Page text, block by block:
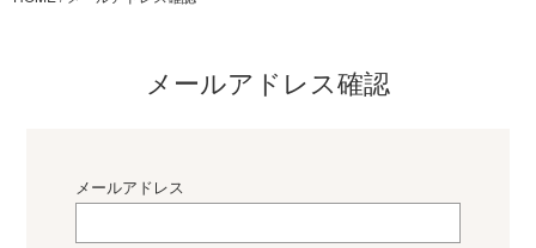
メールアドレス確認
メールアドレス